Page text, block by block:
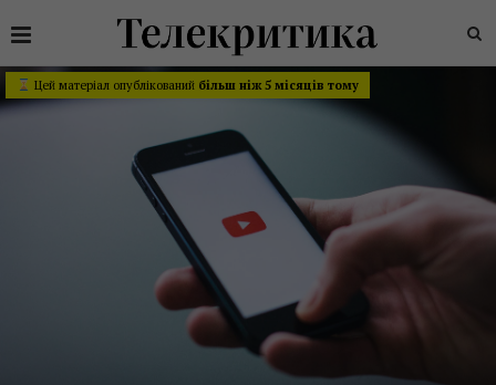
Цей матеріал опублікований більш ніж 5 місяців тому